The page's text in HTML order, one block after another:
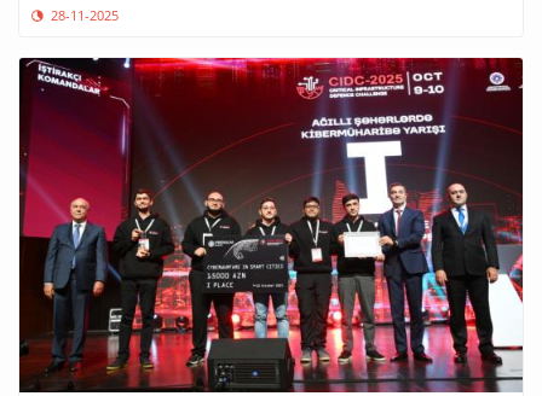
28-11-2025